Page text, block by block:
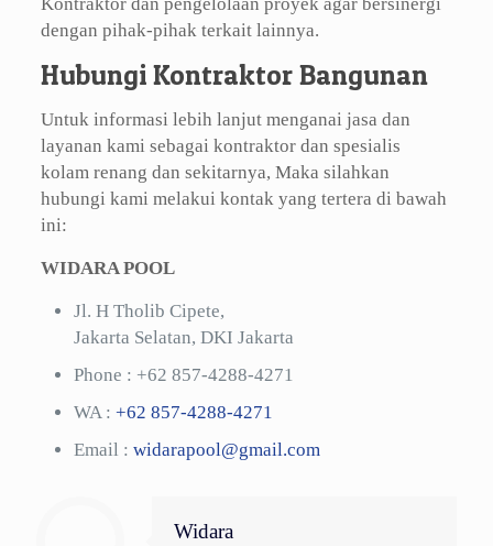
dengan pihak-pihak terkait lainnya.
Hubungi Kontraktor Bangunan
Untuk informasi lebih lanjut menganai jasa dan
layanan kami sebagai kontraktor dan spesialis
kolam renang dan sekitarnya, Maka silahkan
hubungi kami melakui kontak yang tertera di bawah
ini:
WIDARA POOL
Jl. H Tholib Cipete,
Jakarta Selatan, DKI Jakarta
Phone : +62 857-4288-4271
WA : +62 857-4288-4271
Email : widarapool@gmail.com
Widara